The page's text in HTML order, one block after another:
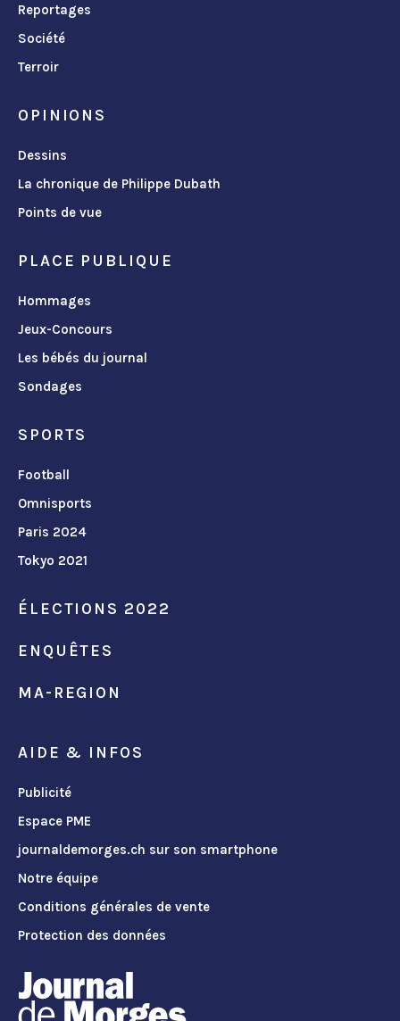
Reportages
Société
Terroir
OPINIONS
Dessins
La chronique de Philippe Dubath
Points de vue
PLACE PUBLIQUE
Hommages
Jeux-Concours
Les bébés du journal
Sondages
SPORTS
Football
Omnisports
Paris 2024
Tokyo 2021
ÉLECTIONS 2022
ENQUÊTES
MA-REGION
AIDE & INFOS
Publicité
Espace PME
journaldemorges.ch sur son smartphone
Notre équipe
Conditions générales de vente
Protection des données